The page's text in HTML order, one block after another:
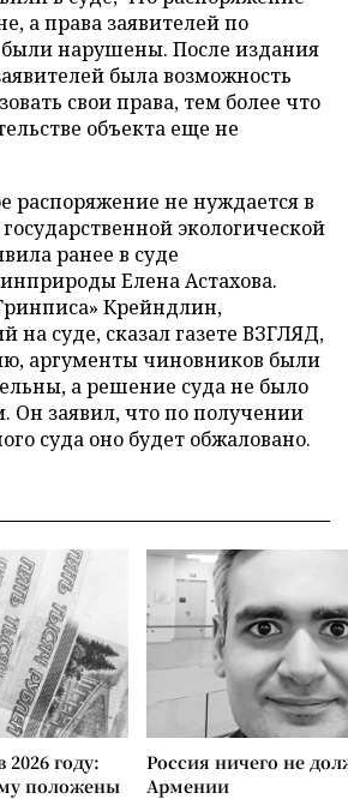
а права заявителей по
нарушены. После издания
была возможность
свои права, тем более что
объекта еще не
распоряжение не нуждается в
экологической
ранее в суде
Елена Астахова.
Крейндлин,
на суде, сказал газете ВЗГЛЯД,
аргументы чиновников были
а решение суда не было
Он заявил, что по получении
суда оно будет обжаловано.
году:
положены
Россия ничего не
Армении